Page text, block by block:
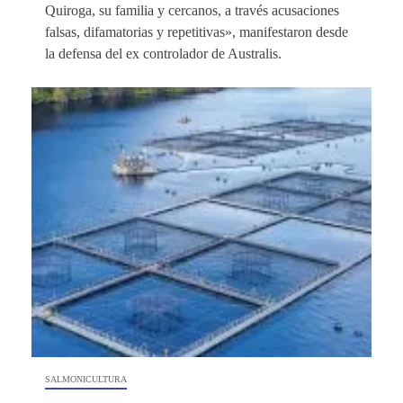
Quiroga, su familia y cercanos, a través acusaciones
falsas, difamatorias y repetitivas», manifestaron desde
la defensa del ex controlador de Australis.
SALMONICULTURA